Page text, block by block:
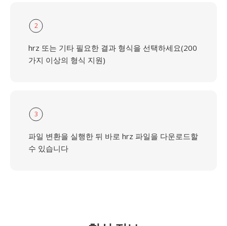
2
hrz 또는 기타 필요한 결과 형식을 선택하세요(200
가지 이상의 형식 지원)
3
파일 변환을 실행한 뒤 바로 hrz 파일을 다운로드할
수 있습니다